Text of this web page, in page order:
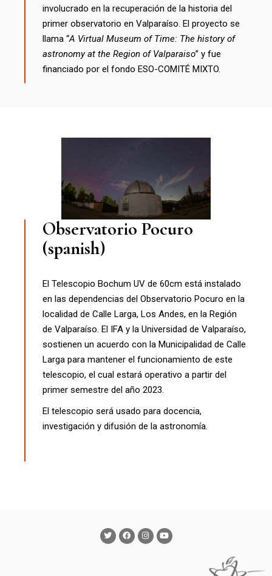
involucrado en la recuperación de la historia del
primer observatorio en Valparaíso. El proyecto se
llama “A Virtual Museum of Time: The history of
astronomy at the Region of Valparaiso” y fue
financiado por el fondo ESO-COMITÉ MIXTO.
Observatorio Pocuro
(spanish)
El Telescopio Bochum UV de 60cm está instalado
en las dependencias del Observatorio Pocuro en la
localidad de Calle Larga, Los Andes, en la Región
de Valparaíso. El IFA y la Universidad de Valparaíso,
sostienen un acuerdo con la Municipalidad de Calle
Larga para mantener el funcionamiento de este
telescopio, el cual estará operativo a partir del
primer semestre del año 2023.
El telescopio será usado para docencia,
investigación y difusión de la astronomía.